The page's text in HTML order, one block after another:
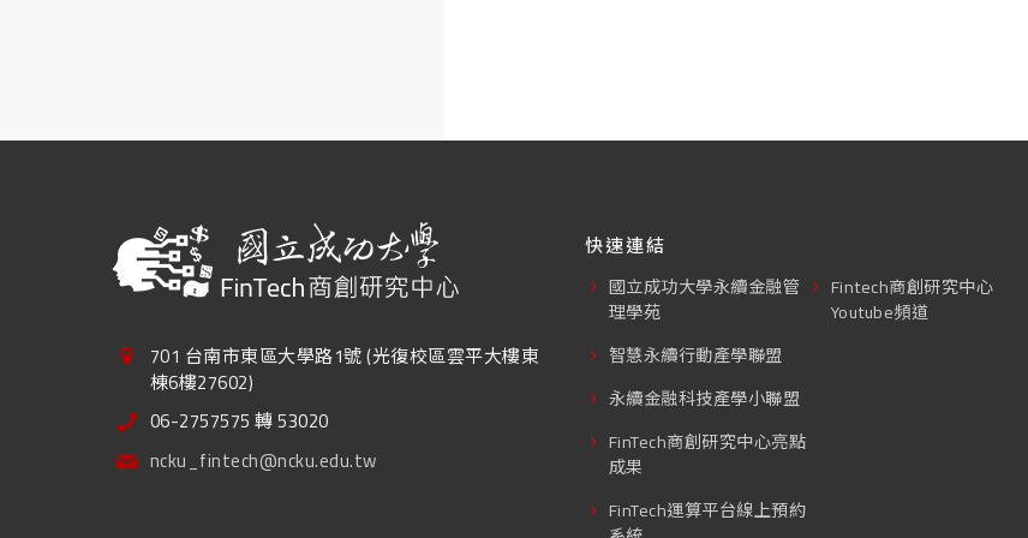
701 台南市東區大學路1號 (光復校區雲平大樓東
棟6樓27602)
06-2757575 轉 53020
ncku_fintech@ncku.edu.tw
快速連結
國立成功大學永續金融管
理學苑
智慧永續行動產學聯盟
永續金融科技產學小聯盟
FinTech商創研究中心亮點
成果
FinTech運算平台線上預約
Fintech商創研究中心
Youtube頻道